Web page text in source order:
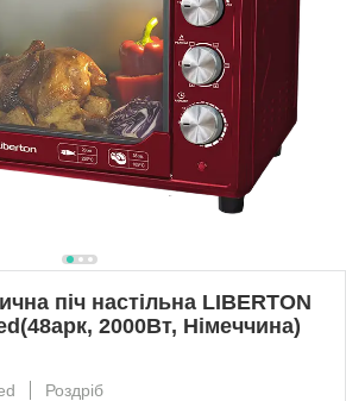
піч настільна LIBERTON
2000Вт, Німеччина)
Роздріб